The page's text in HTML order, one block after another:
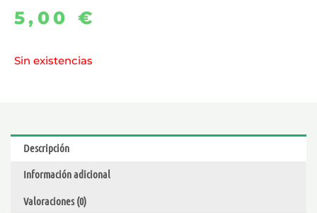
5,00 €
Sin existencias
Descripción
Información adicional
Valoraciones (0)